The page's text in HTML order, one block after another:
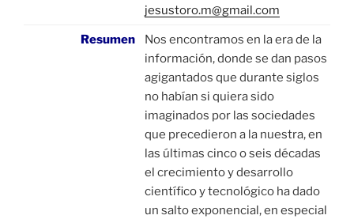
jesustoro.m@gmail.com
Resumen
Nos encontramos en la era de la
información, donde se dan pasos
agigantados que durante siglos
no habían si quiera sido
imaginados por las sociedades
que precedieron a la nuestra, en
las últimas cinco o seis décadas
el crecimiento y desarrollo
científico y tecnológico ha dado
un salto exponencial, en especial